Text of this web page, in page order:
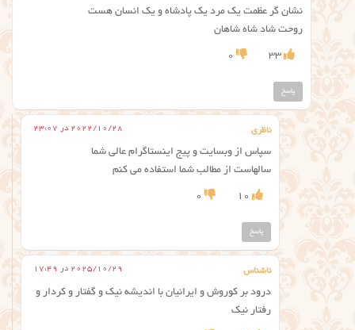
نشان گر عظمت یک مرد یک پادشاه و یک انسان هست
روحت شاد شاه شاهان
33
0
پاسخ
ناظری 2022/10/28 در 23:07
سپاس از وبسایت و پیج اینستاگرام عالی شما
سالهاست از مطالب شما استفاده می کنم
10
0
پاسخ
ناشناس 2025/10/29 در 17:49
درود بر کوروش و ایرانیان با اندیشه نیک و گفتار و کردار و
رفتار نیک